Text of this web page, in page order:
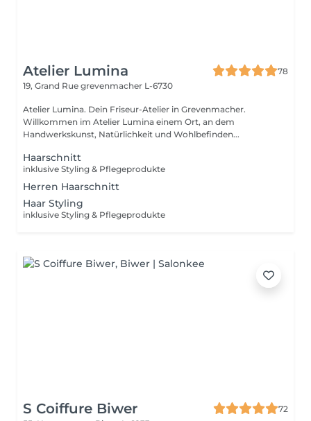
Atelier Lumina
78
19, Grand Rue grevenmacher L-6730
Atelier Lumina. Dein Friseur-Atelier in Grevenmacher.
Willkommen im Atelier Lumina einem Ort, an dem
Handwerkskunst, Natürlichkeit und Wohlbefinden...
Haarschnitt
inklusive Styling & Pflegeprodukte
Herren Haarschnitt
Haar Styling
inklusive Styling & Pflegeprodukte
S Coiffure Biwer
72